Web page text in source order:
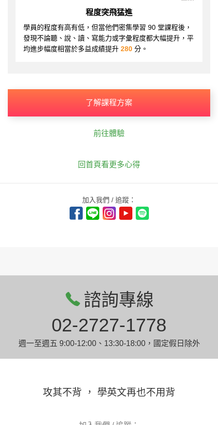
程度突飛猛進
學員的程度有高有低，但當他們密集學習 90 堂課程後，
發現不論聽、說、讀、寫能力或字彙程度都大幅提升，平
均進步幅度相當於多益成績提升 280 分。
了解課程方案
前往體驗
回首頁看更多心得
加入我們 / 追蹤：
諮詢專線
02-2727-1778
週一至週五 9:00-12:00、13:30-18:00，國定假日除外
攻其不背 ， 學英文再也不用背